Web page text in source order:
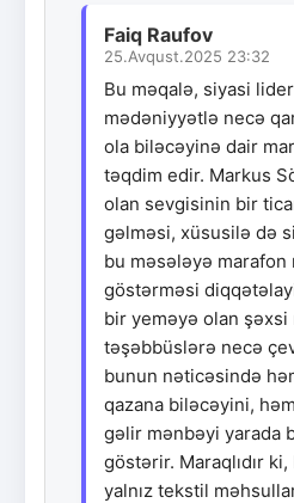
Faiq Raufov
25.Avqust.2025 23:32
Bu məqalə, siyasi
mədəniyyətlə necə
ola biləcəyinə dair
təqdim edir. Markus
olan sevgisinin bir
gəlməsi, xüsusilə də
bu məsələyə marafon
göstərməsi
bir yeməyə olan şəxsi
təşəbbüslərə necə
bunun nəticəsində
qazana biləcəyini,
gəlir mənbəyi yarada
göstərir. Maraqlıdır
yalnız tekstil